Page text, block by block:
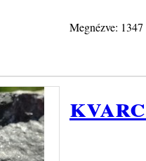
Megnézve: